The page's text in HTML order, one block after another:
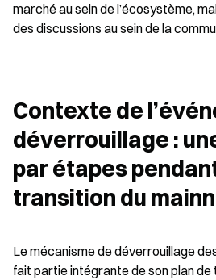
marché au sein de l’écosystème,
des discussions au sein de la
Contexte de
déverrouillage :
par étapes
transition du
Le mécanisme de déverrouillage
fait partie intégrante de son plan de